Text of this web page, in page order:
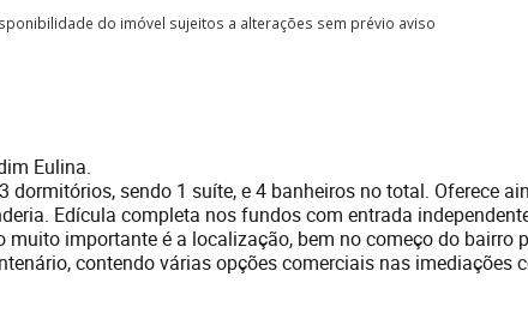
do imóvel sujeitos a alterações sem prévio aviso
Eulina.
dormitórios, sendo 1 suíte, e 4 banheiros no total. Oferece
Edícula completa nos fundos com entrada
muito importante é a localização, bem no começo do bairro
contendo várias opções comerciais nas imediações